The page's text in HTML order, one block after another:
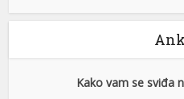
Kako vam se sviđa